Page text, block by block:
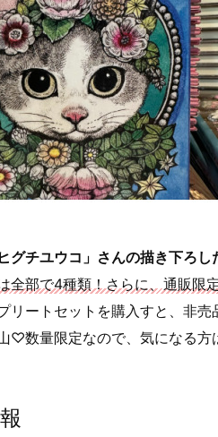
グチユウコ」さんの描き下ろ
全部で4種類！さらに、通販限
リートセットを購入すと、非
♡数量限定なので、気になる方